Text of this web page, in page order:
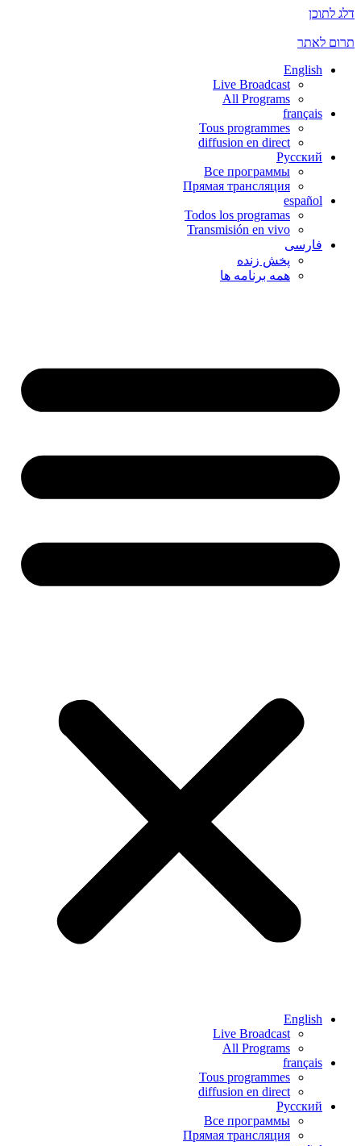
דלג לתוכן
תרום לאתר
English
Live Broadcast
All Programs
français
Tous programmes
diffusion en direct
Русский
Все программы
Прямая трансляция
español
Todos los programas
Transmisión en vivo
فارسی
پخش زنده
همه برنامه ها
English
Live Broadcast
All Programs
français
Tous programmes
diffusion en direct
Русский
Все программы
Прямая трансляция